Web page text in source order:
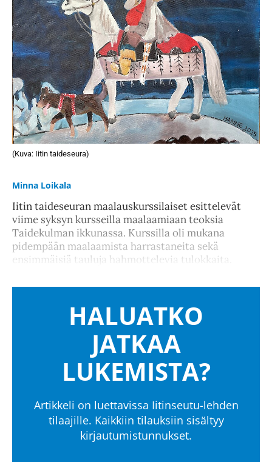
(Kuva: Iitin taideseura)
Minna Loikala
Iitin taideseuran maalauskurssilaiset esittelevät
viime syksyn kursseilla maalaamiaan teoksia
Taidekulman ikkunassa. Kurssilla oli mukana
pidempään maalaamista harrastaneita sekä
ensimmäisiä tauluja hahmottelevia tulokkaita.
HALUATKO
JATKAA
LUKEMISTA?
Artikkeli on luettavissa Iitinseutu-lehden
tilaajille. Kaikkiin tilauksiin sisältyy
kirjautumistunnukset.